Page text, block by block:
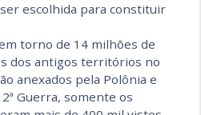
escolhida para constituir
torno de 14 milhões de
dos antigos territórios no
anexados pela Polônia e
Guerra, somente os